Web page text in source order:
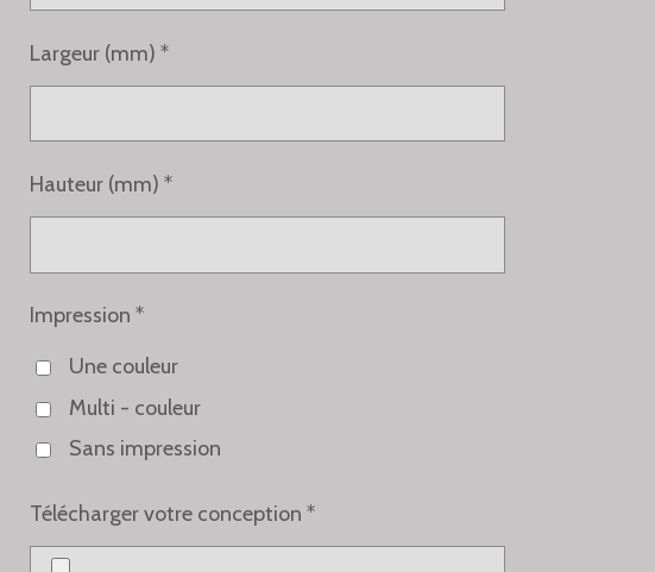
Largeur (mm) *
Hauteur (mm) *
Impression *
Une couleur
Multi - couleur
Sans impression
Télécharger votre conception *